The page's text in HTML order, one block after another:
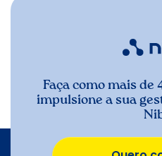
Faça como mais de
impulsione a sua